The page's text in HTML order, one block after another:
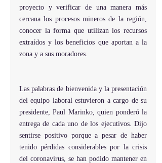
proyecto y verificar de una manera más
cercana los procesos mineros de la región,
conocer la forma que utilizan los recursos
extraídos y los beneficios que aportan a la
zona y a sus moradores.
Las palabras de bienvenida y la presentación
del equipo laboral estuvieron a cargo de su
presidente, Paul Marinko, quien ponderó la
entrega de cada uno de los ejecutivos. Dijo
sentirse positivo porque a pesar de haber
tenido pérdidas considerables por la crisis
del coronavirus, se han podido mantener en